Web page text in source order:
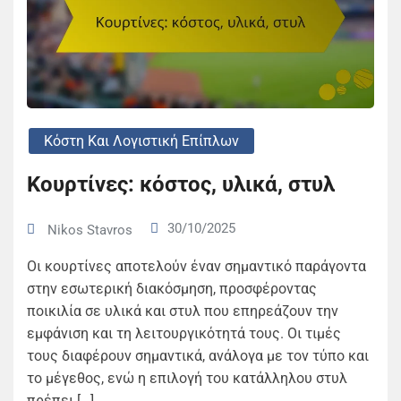
Κόστη Και Λογιστική Επίπλων
Κουρτίνες: κόστος, υλικά, στυλ
Nikos Stavros 30/10/2025
Οι κουρτίνες αποτελούν έναν σημαντικό παράγοντα
στην εσωτερική διακόσμηση, προσφέροντας
ποικιλία σε υλικά και στυλ που επηρεάζουν την
εμφάνιση και τη λειτουργικότητά τους. Οι τιμές
τους διαφέρουν σημαντικά, ανάλογα με τον τύπο και
το μέγεθος, ενώ η επιλογή του κατάλληλου στυλ